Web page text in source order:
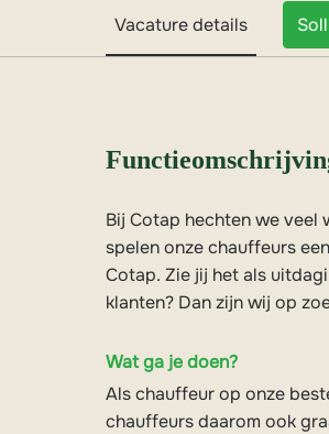
Vacature details
Bij Cotap hechten we veel
spelen onze chauffeurs
Cotap. Zie jij het als
klanten? Dan zijn wij op
Wat ga je doen?
Als chauffeur op onze
chauffeurs daarom ook